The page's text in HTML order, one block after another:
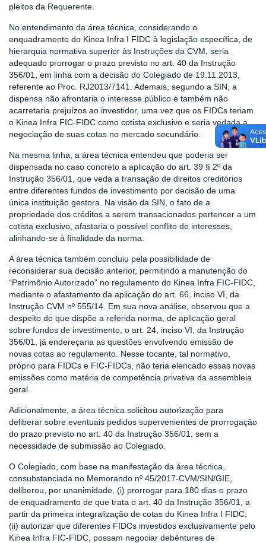
pleitos da Requerente.
No entendimento da área técnica, considerando o
enquadramento do Kinea Infra I FIDC à legislação específica, de
hierarquia normativa superior às Instruções da CVM, seria
adequado prorrogar o prazo previsto no art. 40 da Instrução
356/01, em linha com a decisão do Colegiado de 19.11.2013,
referente ao Proc. RJ2013/7141. Ademais, segundo a SIN, a
dispensa não afrontaria o interesse público e também não
acarretaria prejuízos ao investidor, uma vez que os FIDCs teriam
o Kinea Infra FIC-FIDC como cotista exclusivo e seria vedada a
negociação de suas cotas no mercado secundário.
Na mesma linha, a área técnica entendeu que poderia ser
dispensada no caso concreto a aplicação do art. 39 § 2º da
Instrução 356/01, que veda a transação de direitos creditórios
entre diferentes fundos de investimento por decisão de uma
única instituição gestora. Na visão da SIN, o fato de a
propriedade dos créditos a serem transacionados pertencer a um
cotista exclusivo, afastaria o possível conflito de interesses,
alinhando-se à finalidade da norma.
A área técnica também concluiu pela possibilidade de
reconsiderar sua decisão anterior, permitindo a manutenção do
“Patrimônio Autorizado” no regulamento do Kinea Infra FIC-FIDC,
mediante o afastamento da aplicação do art. 66, inciso VI, da
Instrução CVM nº 555/14. Em sua nova análise, observou que a
despeito do que dispõe a referida norma, de aplicação geral
sobre fundos de investimento, o art. 24, inciso VI, da Instrução
356/01, já endereçaria as questões envolvendo emissão de
novas cotas ao regulamento. Nesse tocante, tal normativo,
próprio para FIDCs e FIC-FIDCs, não teria elencado essas novas
emissões como matéria de competência privativa da assembleia
geral.
Adicionalmente, a área técnica solicitou autorização para
deliberar sobre eventuais pedidos supervenientes de prorrogação
do prazo previsto no art. 40 da Instrução 356/01, sem a
necessidade de submissão ao Colegiado.
O Colegiado, com base na manifestação da área técnica,
consubstanciada no Memorando nº 45/2017-CVM/SIN/GIE,
deliberou, por unanimidade, (i) prorrogar para 180 dias o prazo
de enquadramento de que trata o art. 40 da Instrução 356/01, a
partir da primeira integralização de cotas do Kinea Infra I FIDC;
(ii) autorizar que diferentes FIDCs investidos exclusivamente pelo
Kinea Infra FIC-FIDC, possam negociar debêntures de